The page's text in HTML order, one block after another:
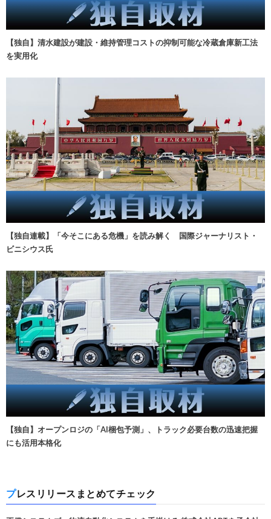
【独自】清水建設が建設・維持管理コストの抑制可能な冷蔵倉庫新工法
を実用化
【独自連載】「今そこにある危機」を読み解く 国際ジャーナリスト・
ビニシウス氏
【独自】オープンロジの「AI梱包予測」、トラック必要台数の迅速把握
にも活用本格化
プレスリリースまとめてチェック